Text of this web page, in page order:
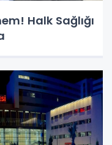
Halk Sağlığı